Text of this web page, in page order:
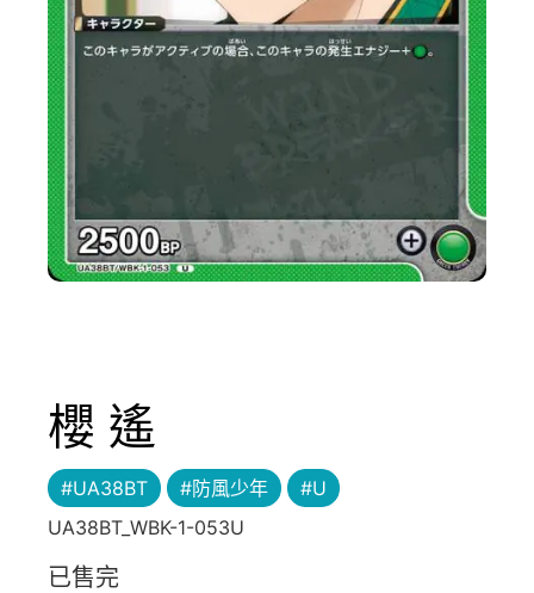
櫻 遙
#UA38BT #防風少年
#U
UA38BT_WBK-1-053U
已售完